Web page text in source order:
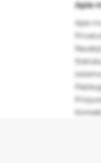
Apie
Apie
sistema